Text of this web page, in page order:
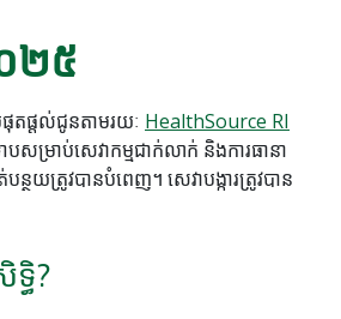
២៥
ផុតផ្តល់ជូនតាមរយៈ HealthSource RI
សម្រាប់សេវាកម្មជាក់លាក់ និងការធានា
បន្ថយត្រូវបានបំពេញ។ សេវាបង្ការត្រូវបាន
ធិ?